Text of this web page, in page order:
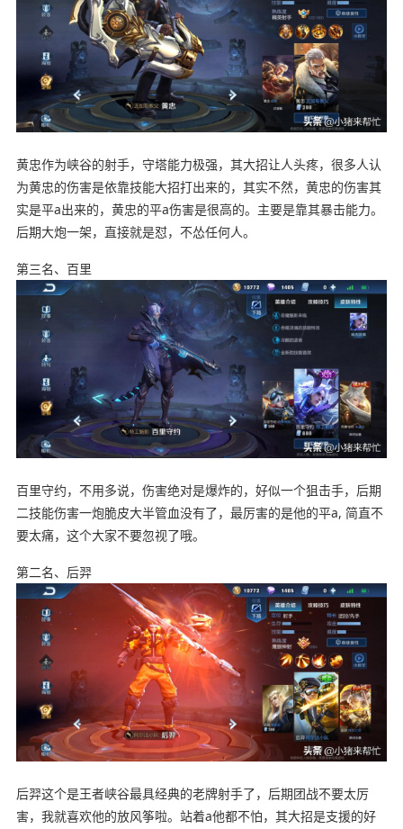
黄忠作为峡谷的射手，守塔能力极强，其大招让人头疼，很多人认
为黄忠的伤害是依靠技能大招打出来的，其实不然，黄忠的伤害其
实是平a出来的，黄忠的平a伤害是很高的。主要是靠其暴击能力。
后期大炮一架，直接就是怼，不怂任何人。
第三名、百里
百里守约，不用多说，伤害绝对是爆炸的，好似一个狙击手，后期
二技能伤害一炮脆皮大半管血没有了，最厉害的是他的平a, 简直不
要太痛，这个大家不要忽视了哦。
第二名、后羿
后羿这个是王者峡谷最具经典的老牌射手了，后期团战不要太厉
害，我就喜欢他的放风筝啦。站着a他都不怕，其大招是支援的好